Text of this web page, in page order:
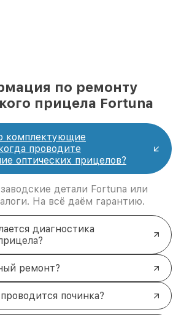
по ремонту
прицела Fortuna
комплектующие
проводите
оптических прицелов?
детали Fortuna или
На всё даём гарантию.
диагностика
ремонт?
починка?